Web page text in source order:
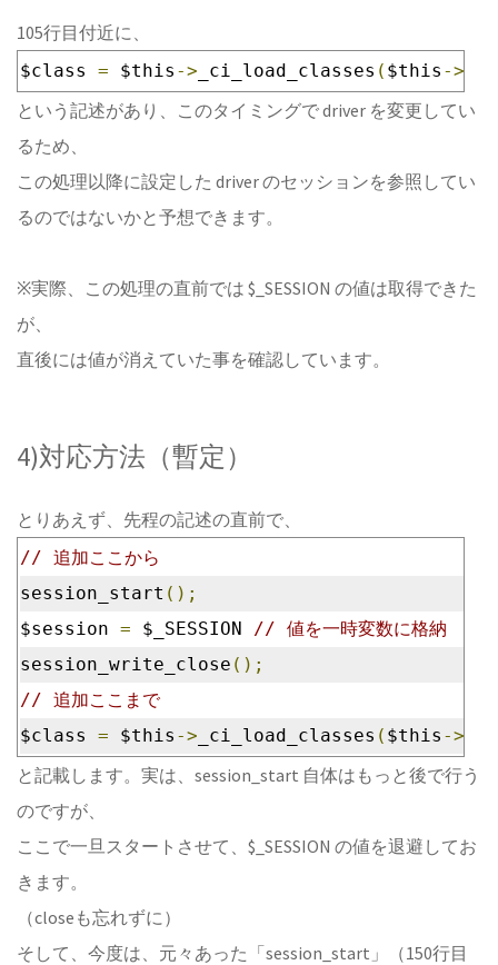
105行目付近に、
$class = $this -> _ci_load_classes ( $this ->
という記述があり、このタイミングで driver を変更してい
るため、
この処理以降に設定した driver のセッションを参照してい
るのではないかと予想できます。
※実際、この処理の直前では $_SESSION の値は取得できた
が、
直後には値が消えていた事を確認しています。
4)対応方法（暫定）
とりあえず、先程の記述の直前で、
// 追加ここから
session_start ();
$session = $_SESSION // 値を一時変数に格納
session_write_close ();
// 追加ここまで
$class = $this -> _ci_load_classes ( $this ->
と記載します。実は、session_start 自体はもっと後で行う
のですが、
ここで一旦スタートさせて、$_SESSION の値を退避してお
きます。
（closeも忘れずに）
そして、今度は、元々あった「session_start」（150行目